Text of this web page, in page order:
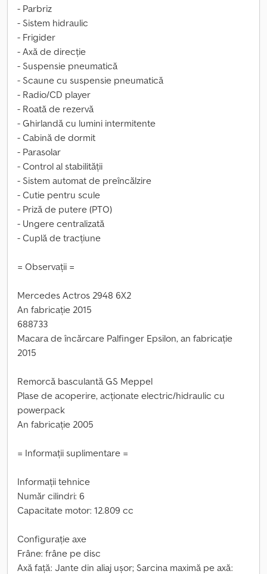
- Parbriz
- Sistem hidraulic
- Frigider
- Axă de direcție
- Suspensie pneumatică
- Scaune cu suspensie pneumatică
- Radio/CD player
- Roată de rezervă
- Ghirlandă cu lumini intermitente
- Cabină de dormit
- Parasolar
- Control al stabilității
- Sistem automat de preîncălzire
- Cutie pentru scule
- Priză de putere (PTO)
- Ungere centralizată
- Cuplă de tracțiune
= Observații =
Mercedes Actros 2948 6X2
An fabricație 2015
688733
Macara de încărcare Palfinger Epsilon, an fabricație
2015
Remorcă basculantă GS Meppel
Plase de acoperire, acționate electric/hidraulic cu
powerpack
An fabricație 2005
= Informații suplimentare =
Informații tehnice
Număr cilindri: 6
Capacitate motor: 12.809 cc
Configurație axe
Frâne: frâne pe disc
Axă față: Jante din aliaj ușor; Sarcina maximă pe axă: